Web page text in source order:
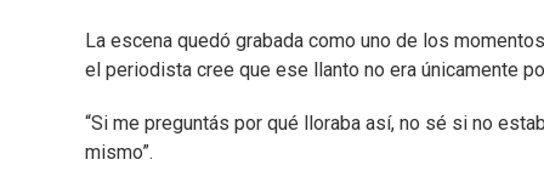
La escena quedó grabada como uno de los
el periodista cree que ese llanto no era únicamente
“Si me preguntás por qué lloraba así, no sé si no
mismo”.